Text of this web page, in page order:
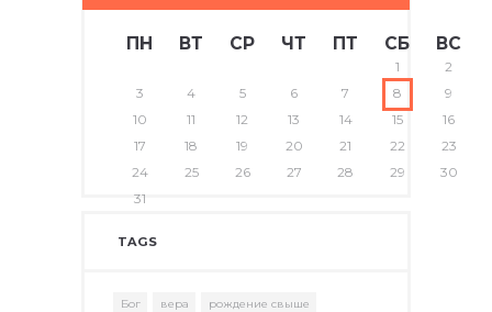
ПН ВТ СР ЧТ ПТ СБ ВС
1
2
3
4 5 6 7 8
9
10
11 12 13 14 15
16
17
18 19 20 21 22
23
24
25 26 27 28 29
30
31
TAGS
Бог вера
рождение свыше